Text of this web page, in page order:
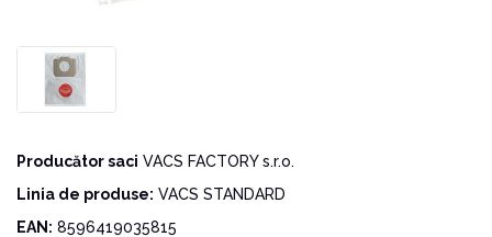
Producător saci VACS FACTORY s.r.o.
Linia de produse: VACS STANDARD
EAN: 8596419035815